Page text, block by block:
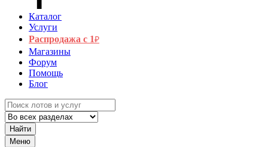
Каталог
Услуги
Распродажа с 1₽
Магазины
Форум
Помощь
Блог
Найти
Меню